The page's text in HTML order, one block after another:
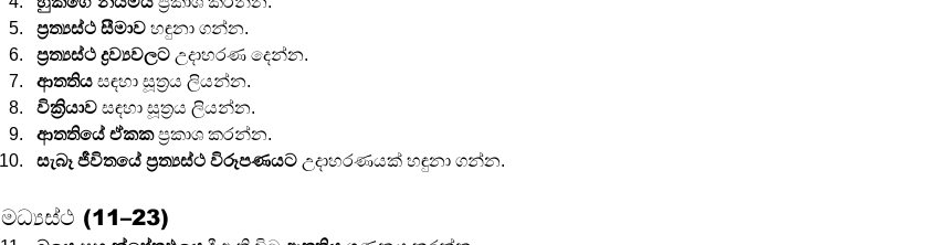
ප්‍රත්‍යස්ථ සීමාව හඳුනා ගන්න.
ප්‍රත්‍යස්ථ ද්‍රව්‍යවලට උදාහරණ දෙන්න.
ආතතිය සඳහා සූත්‍රය ලියන්න.
වික්‍රියාව සඳහා සූත්‍රය ලියන්න.
ආතතියේ ඒකක ප්‍රකාශ කරන්න.
සැබෑ ජීවිතයේ ප්‍රත්‍යස්ථ විරූපණයට උදාහරණයක් හඳුනා ගන්න.
මධ්‍යස්ථ (11–23)